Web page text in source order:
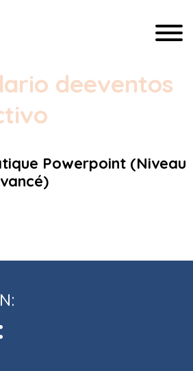
deeventos
Powerpoint (Niveau